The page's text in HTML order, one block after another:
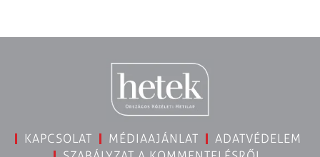
KAPCSOLAT MÉDIAAJÁNLAT
ADATVÉDELEM